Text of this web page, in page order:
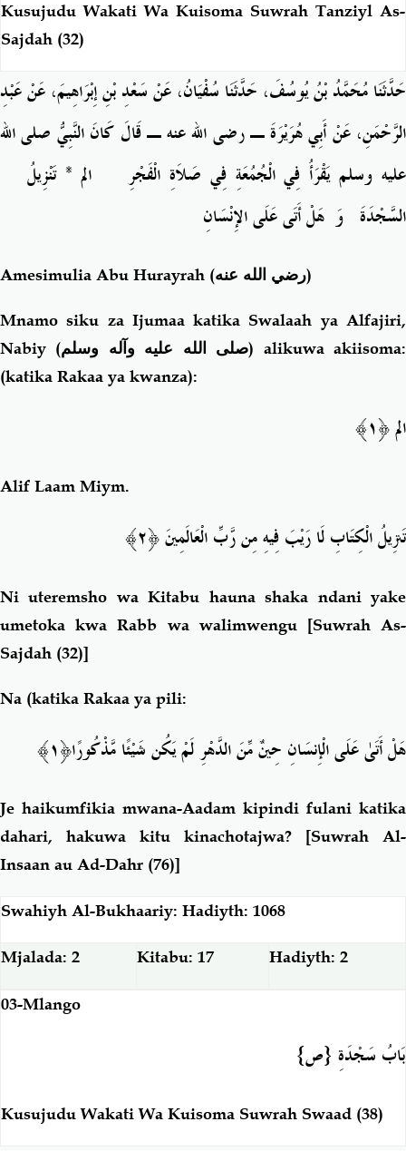
Kusujudu Wakati Wa Kuisoma Suwrah Tanziyl As-
Sajdah (32)
حَدَّثَنَا مُحَمَّدُ بْنُ يُوسُفَ، حَدَّثَنَا سُفْيَانُ، عَنْ سَعْدِ بْنِ إِبْرَاهِيمَ، عَنْ عَبْدِ
الرَّحْمَنِ، عَنْ أَبِي هُرَيْرَةَ ـ رضى الله عنه ـ قَالَ كَانَ النَّبِيُّ صلى الله
عليه وسلم يَقْرَأُ فِي الْجُمُعَةِ فِي صَلاَةِ الْفَجْرِ ‏
‏الم * تَنْزِيلُ‏
السَّجْدَةَ وَ‏ ‏هَلْ أَتَى عَلَى الإِنْسَانِ‏
Amesimulia Abu Hurayrah (رضي الله عنه)
Mnamo siku za Ijumaa katika Swalaah ya Alfajiri,
Nabiy (صلى الله عليه وآله وسلم) alikuwa akiisoma:
(katika Rakaa ya kwanza):
الم ﴿١﴾
Alif Laam Miym.
تَنزِيلُ الْكِتَابِ لَا رَيْبَ فِيهِ مِن رَّبِّ الْعَالَمِينَ ﴿٢﴾
Ni uteremsho wa Kitabu hauna shaka ndani yake
umetoka kwa Rabb wa walimwengu [Suwrah As-
Sajdah (32)]
Na (katika Rakaa ya pili:
هَلْ أَتَىٰ عَلَى الْإِنسَانِ حِينٌ مِّنَ الدَّهْرِ لَمْ يَكُن شَيْئًا مَّذْكُورًا﴿١﴾
Je haikumfikia mwana-Aadam kipindi fulani katika
dahari, hakuwa kitu kinachotajwa? [Suwrah Al-
Insaan au Ad-Dahr (76)]
Swahiyh Al-Bukhaariy: Hadiyth: 1068
Mjalada: 2 Kitabu: 17 Hadiyth: 2
03-Mlango
بَابُ سَجْدَةِ {ص}
Kusujudu Wakati Wa Kuisoma Suwrah Swaad (38)